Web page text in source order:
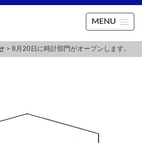
MENU
>8月20日に時計部門がオープンします。